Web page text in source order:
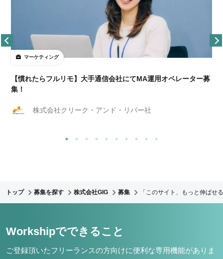
マーケティング
【慣れたらフルリモ】大手通信会社にてMA運用オペレーター募
集！
株式会社クリーク・アンド・リバー社
トップ 募集を探す 株式会社GIG 募集 「このサイト、もっと伸ば
Workshipでできること
ご登録頂いたフリーランスの方向けに便利な専用機能がありま